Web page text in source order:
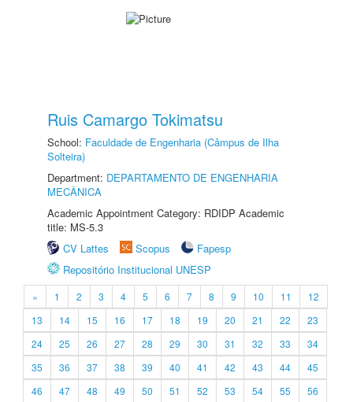
Ruis Camargo Tokimatsu
School: Faculdade de Engenharia (Câmpus de Ilha
Solteira)
Department: DEPARTAMENTO DE ENGENHARIA
MECÂNICA
Academic Appointment Category: RDIDP Academic
title: MS-5.3
CV Lattes
Scopus
Fapesp
Repositório Institucional UNESP
« 1 2 3 4 5 6 7 8 9 10 11
12
13
14 15 16 17 18 19 20 21 22
23
24
25 26 27 28 29 30 31 32 33
34
35
36 37 38 39 40 41 42 43 44
45
46
47 48 49 50 51 52 53 54 55
56